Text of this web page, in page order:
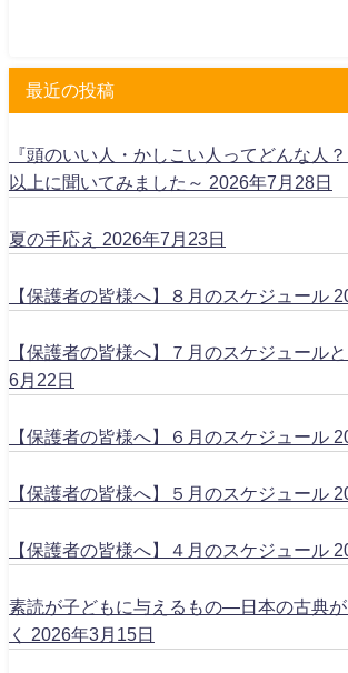
最近の投稿
『頭のいい人・かしこい人ってどんな人
以上に聞いてみました～ 2026年7月28日
夏の手応え 2026年7月23日
【保護者の皆様へ】８月のスケジュール
【保護者の皆様へ】７月のスケジュール
6月22日
【保護者の皆様へ】６月のスケジュール
【保護者の皆様へ】５月のスケジュール
【保護者の皆様へ】４月のスケジュール
素読が子どもに与えるもの―日本の古典
く
2026年3月15日